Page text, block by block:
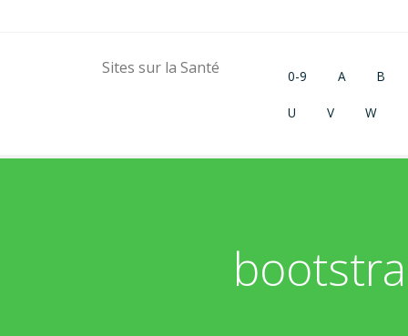
Sites sur la Santé 0-9 A B
U V W